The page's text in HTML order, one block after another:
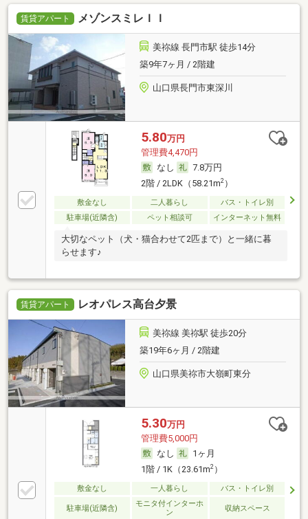
賃貸アパート メゾンスミレＩＩ
美祢線 長門市駅 徒歩14分
築9年7ヶ月 / 2階建
山口県長門市東深川
5.80万円
管理費4,470円
なし
7.8万円
2階 / 2LDK（58.21m2）
敷金なし 二人暮らし
バス・トイレ別
駐車場(近隣含)
ペット相談可 インターネット無料
大切なペット（犬・猫合わせて2匹まで）と一緒に暮
らせます♪
賃貸アパート レオパレス高台夕景
美祢線 美祢駅 徒歩20分
築19年6ヶ月 / 2階建
山口県美祢市大嶺町東分
5.30万円
管理費5,000円
なし
1ヶ月
1階 / 1K（23.61m2）
敷金なし 一人暮らし バス・トイレ別
駐車場(近隣含)
モニタ付インターホ
ン
収納スペース